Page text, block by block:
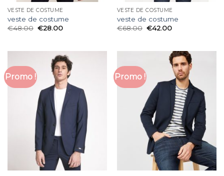
VESTE DE COSTUME
veste de costume
€48.00 €28.00
VESTE DE COSTUME
veste de costume
€68.00 €42.00
Promo ! Promo !